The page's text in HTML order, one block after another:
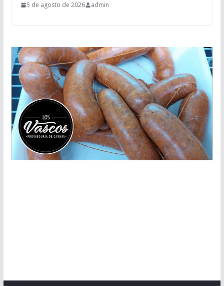
5 de agosto de 2026 admin